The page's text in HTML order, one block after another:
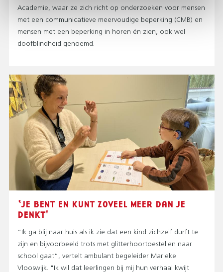
Academie, waar ze zich richt op onderzoeken voor mensen
met een communicatieve meervoudige beperking (CMB) en
mensen met een beperking in horen én zien, ook wel
doofblindheid genoemd.
‘JE BENT EN KUNT ZOVEEL MEER DAN JE
DENKT'
“Ik ga blij naar huis als ik zie dat een kind zichzelf durft te
zijn en bijvoorbeeld trots met glitterhoortoestellen naar
school gaat”, vertelt ambulant begeleider Marieke
Vlooswijk. "Ik wil dat leerlingen bij mij hun verhaal kwijt